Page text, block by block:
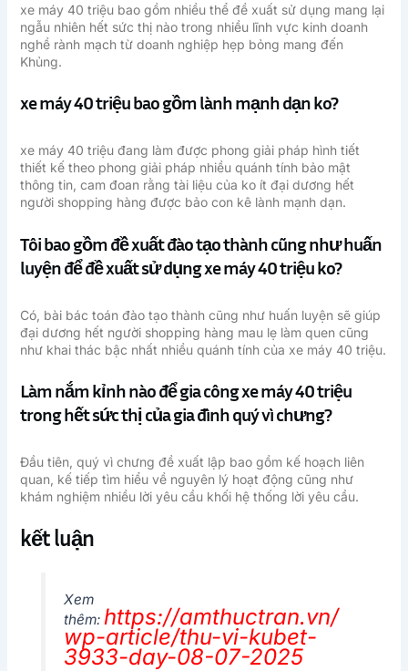
xe máy 40 triệu bao gồm nhiều thể đề xuất sử dụng mang lại
ngẫu nhiên hết sức thị nào trong nhiều lĩnh vực kinh doanh
nghề rành mạch từ doanh nghiệp hẹp bỏng mang đến
Khủng.
xe máy 40 triệu bao gồm lành mạnh dạn ko?
xe máy 40 triệu đang làm được phong giải pháp hình tiết
thiết kế theo phong giải pháp nhiều quánh tính bảo mật
thông tin, cam đoan rằng tài liệu của ko ít đại dương hết
người shopping hàng được bảo con kê lành mạnh dạn.
Tôi bao gồm đề xuất đào tạo thành cũng như huấn
luyện để đề xuất sử dụng xe máy 40 triệu ko?
Có, bài bác toán đào tạo thành cũng như huấn luyện sẽ giúp
đại dương hết người shopping hàng mau lẹ làm quen cũng
như khai thác bậc nhất nhiều quánh tính của xe máy 40 triệu.
Làm nắm kỉnh nào để gia công xe máy 40 triệu
trong hết sức thị của gia đình quý vì chưng?
Đầu tiên, quý vì chưng đề xuất lập bao gồm kế hoạch liên
quan, kế tiếp tìm hiểu về nguyên lý hoạt động cũng như
khám nghiệm nhiều lời yêu cầu khối hệ thống lời yêu cầu.
kết luận
Xem
thêm: https://amthuctran.vn/
wp-article/thu-vi-kubet-
3933-day-08-07-2025